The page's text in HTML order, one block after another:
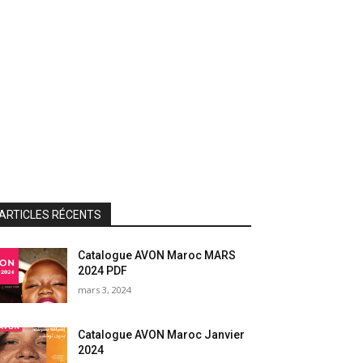
RÉCENTS
Catalogue AVON Maroc MARS
2024 PDF
mars 3, 2024
Catalogue AVON Maroc Janvier
2024